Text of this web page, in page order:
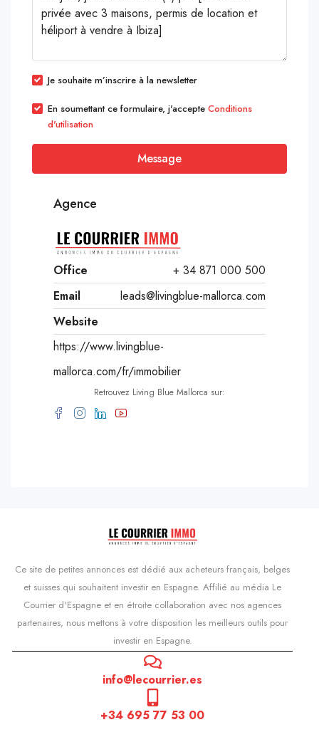
Je souhaite m’inscrire à la newsletter
En soumettant ce formulaire, j'accepte Conditions
d'utilisation
Message
Agence
Office
+ 34 871 000 500
Email
leads@livingblue-mallorca.com
Website
https://www.livingblue-
mallorca.com/fr/immobilier
Retrouvez Living Blue Mallorca sur:
Ce site de petites annonces est dédié aux acheteurs français, belges
et suisses qui souhaitent investir en Espagne. Affilié au média Le
Courrier d'Espagne et en étroite collaboration avec nos agences
partenaires, nous mettons à votre disposition les meilleurs outils pour
investir en Espagne.
info@lecourrier.es
+34 695 77 53 00